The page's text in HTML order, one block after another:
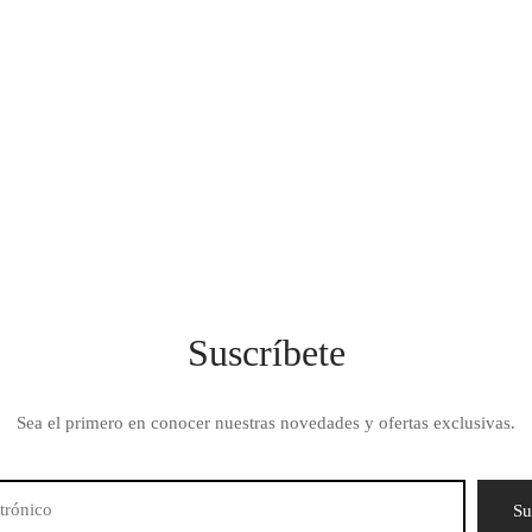
Suscríbete
Sea el primero en conocer nuestras novedades y ofertas exclusivas.